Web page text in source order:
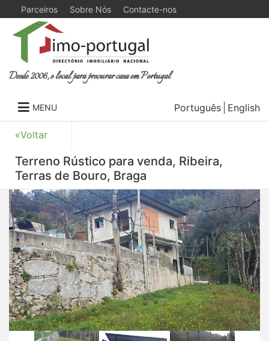
Parceiros Sobre Nós Contacte-nos
Desde 2006, o local para procurar casa em Portugal
MENU Português English
«Voltar
Terreno Rústico para venda, Ribeira,
Terras de Bouro, Braga